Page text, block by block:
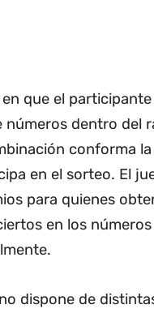
que el
números dentro del
conforma
en el sorteo. El
para quienes
en los números
dispone de